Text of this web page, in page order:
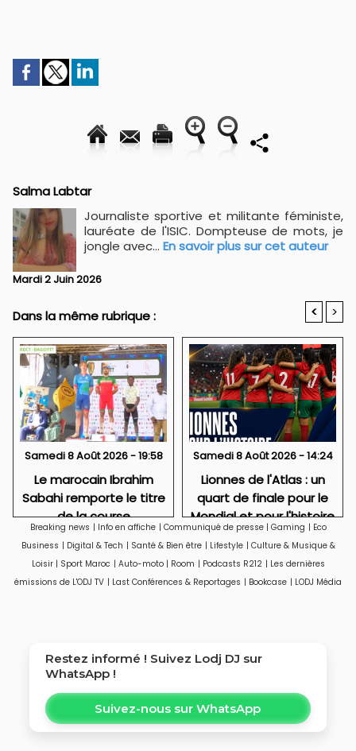
Salma Labtar
Journaliste sportive et militante féministe,
lauréate de l'ISIC. Dompteuse de mots, je
jongle avec... En savoir plus sur cet auteur
Mardi 2 Juin 2026
Dans la même rubrique : < >
Samedi 8 Août 2026 - 19:58
Le marocain Ibrahim
Sabahi remporte le titre
de la course
internationale « Chantal
Biya » de VTT au
Cameroun
Samedi 8 Août 2026 - 14:24
Lionnes de l'Atlas : un
quart de finale pour le
Mondial et pour l'histoire
Breaking news | Info en affiche | Communiqué de presse | Gaming | Eco
Business | Digital & Tech | Santé & Bien être | Lifestyle | Culture & Musique &
Loisir | Sport Maroc | Auto-moto | Room | Podcasts R212 | Les dernières
émissions de L'ODJ TV | Last Conférences & Reportages | Bookcase | LODJ Média
Restez informé ! Suivez Lodj DJ sur
WhatsApp !
Suivez-nous sur WhatsApp